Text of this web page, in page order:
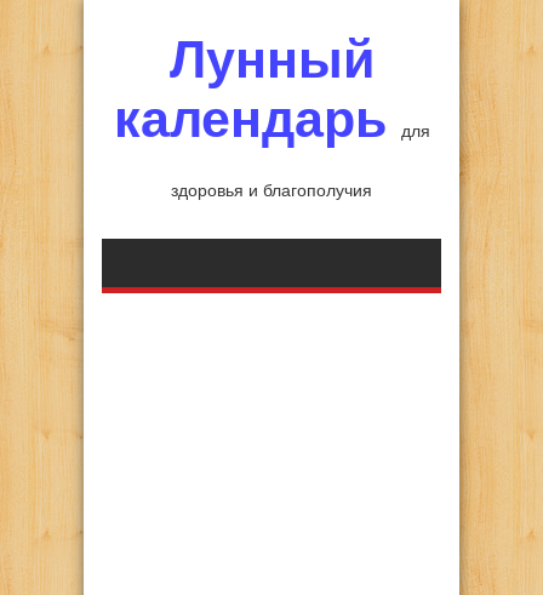
Лунный
календарь
для
здоровья и благополучия